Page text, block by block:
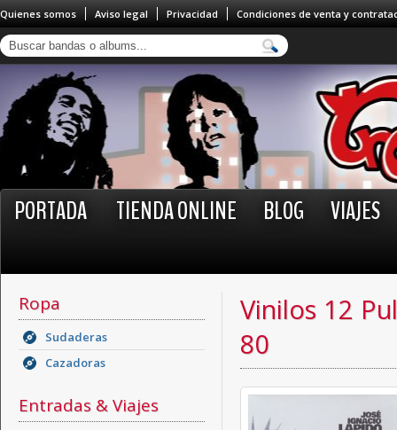
Quienes somos Aviso legal Privacidad Condiciones de venta y
PORTADA TIENDA ONLINE BLOG VIAJES
Ropa
Sudaderas
Cazadoras
Entradas & Viajes
Vinilos 12
80